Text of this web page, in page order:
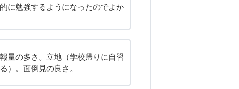
に勉強するようになったのでよか
量の多さ。立地（学校帰りに自習
）。面倒見の良さ。